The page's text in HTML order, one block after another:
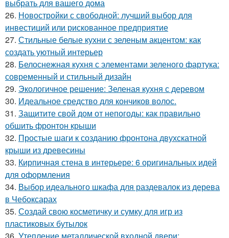
выбрать для вашего дома
26. Новостройки с свободной: лучший выбор для
инвестиций или рискованное предприятие
27. Стильные белые кухни с зеленым акцентом: как
создать уютный интерьер
28. Белоснежная кухня с элементами зеленого фартука:
современный и стильный дизайн
29. Экологичное решение: Зеленая кухня с деревом
30. Идеальное средство для кончиков волос.
31. Защитите свой дом от непогоды: как правильно
обшить фронтон крыши
32. Простые шаги к созданию фронтона двухскатной
крыши из древесины
33. Кирпичная стена в интерьере: 6 оригинальных идей
для оформления
34. Выбор идеального шкафа для раздевалок из дерева
в Чебоксарах
35. Создай свою косметичку и сумку для игр из
пластиковых бутылок